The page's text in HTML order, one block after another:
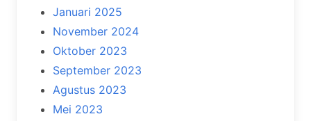
Januari 2025
November 2024
Oktober 2023
September 2023
Agustus 2023
Mei 2023